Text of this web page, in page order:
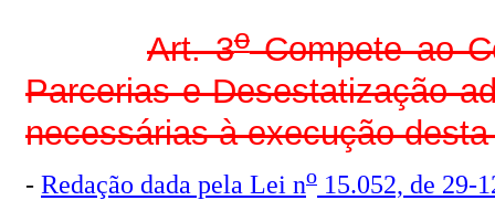
Art. 3oCompete ao
Parcerias e Desestatização
necessárias à execução
- Redação dada pela Lei no 15.052, de 29-